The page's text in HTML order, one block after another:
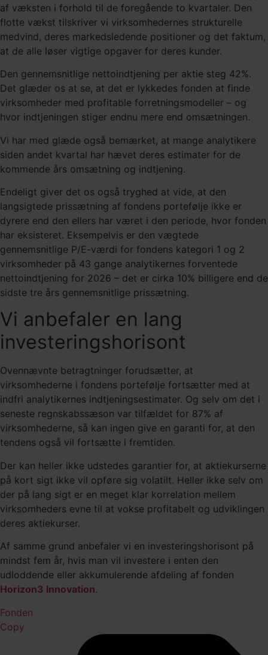
af væksten i forhold til de foregående to kvartaler. Den
flotte vækst tilskriver vi virksomhedernes strukturelle
medvind, deres markedsledende positioner og det faktum,
at de alle løser vigtige opgaver for deres kunder.
Den gennemsnitlige nettoindtjening per aktie steg 42%.
Det glæder os at se, at det er lykkedes fonden at finde
virksomheder med profitable forretningsmodeller – og
hvor indtjeningen stiger endnu mere end omsætningen.
Vi har med glæde også bemærket, at mange analytikere
siden andet kvartal har hævet deres estimater for de
kommende års omsætning og indtjening.
Endeligt giver det os også tryghed at vide, at den
langsigtede prissætning af fondens portefølje ikke er
dyrere end den ellers har været i den periode, hvor fonden
har eksisteret. Eksempelvis er den vægtede
gennemsnitlige P/E-værdi for fondens kategori 1 og 2
virksomheder på 43 gange analytikernes forventede
nettoindtjening for 2026 – det er cirka 10% billigere end de
sidste tre års gennemsnitlige prissætning.
Vi anbefaler en lang
investeringshorisont
Ovennævnte betragtninger forudsætter, at
virksomhederne i fondens portefølje fortsætter med at
indfri analytikernes indtjeningsestimater. Og selv om det i
seneste regnskabssæson var tilfældet for 87% af
virksomhederne, så kan ingen give en garanti for, at den
tendens også vil fortsætte i fremtiden.
Der kan heller ikke udstedes garantier for, at aktiekurserne
på kort sigt ikke vil opføre sig volatilt. Heller ikke selv om
der på lang sigt er en meget klar korrelation mellem
virksomheders evne til at vokse profitabelt og udviklingen
deres aktiekurser.
Af samme grund anbefaler vi en investeringshorisont på
mindst fem år, hvis man vil investere i enten den
udloddende eller akkumulerende afdeling af fonden
Horizon3 Innovation.
Fonden
Copy